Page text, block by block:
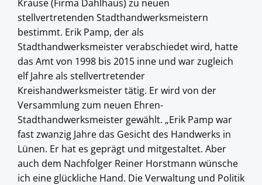
Krause (Firma Dahlhaus) zu neuen
stellvertretenden Stadthandwerksmeistern
bestimmt. Erik Pamp, der als
Stadthandwerksmeister verabschiedet wird, hatte
das Amt von 1998 bis 2015 inne und war zugleich
elf Jahre als stellvertretender
Kreishandwerksmeister tätig. Er wird von der
Versammlung zum neuen Ehren-
Stadthandwerksmeister gewählt. „Erik Pamp war
fast zwanzig Jahre das Gesicht des Handwerks in
Lünen. Er hat es geprägt und mitgestaltet. Aber
auch dem Nachfolger Reiner Horstmann wünsche
ich eine glückliche Hand. Die Verwaltung und Politik